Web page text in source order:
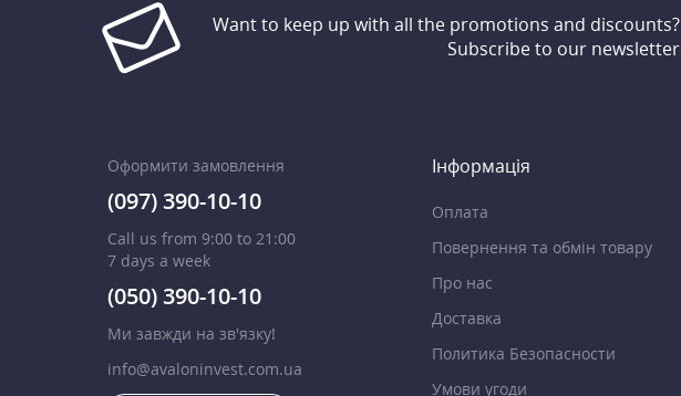
Want to keep up with all the promotions and discounts?
Subscribe to our newsletter
Оформити замовлення
(097) 390-10-10
Call us from 9:00 to 21:00
7 days a week
(050) 390-10-10
Ми завжди на зв'язку!
info@avaloninvest.com.ua
Інформація
Оплата
Повернення та обмін товару
Про нас
Доставка
Политика Безопасности
Умови угоди